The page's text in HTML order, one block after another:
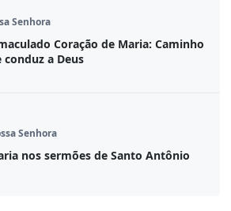
Senhora
Coração de Maria: Caminho
conduz a Deus
Senhora
nos sermões de Santo Antônio